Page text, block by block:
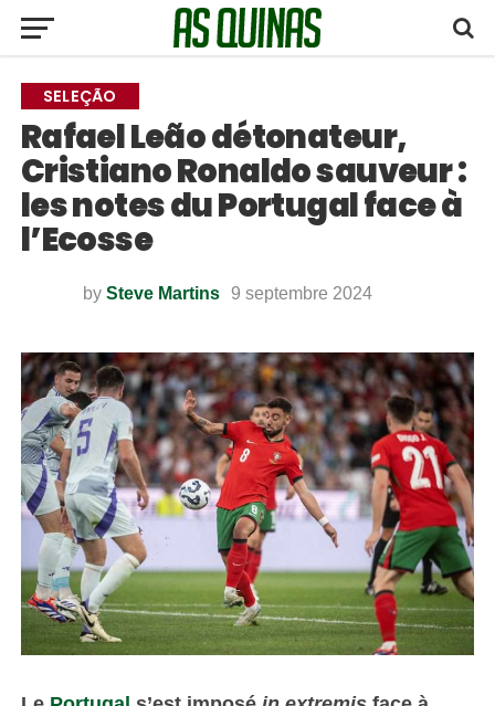
SELEÇÃO
Rafael Leão détonateur,
Cristiano Ronaldo sauveur :
les notes du Portugal face à
l’Ecosse
by Steve Martins 9 septembre 2024